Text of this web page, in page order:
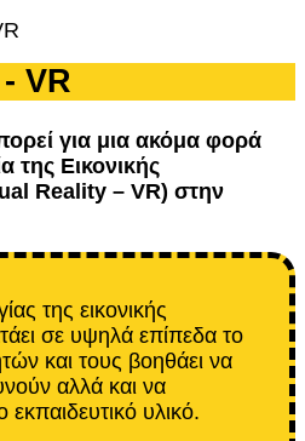
VR
για μια ακόμα φορά
της Εικονικής
Reality – VR) στην
της εικονικής
σε υψηλά επίπεδα το
και τους βοηθάει να
αλλά και να
υλικό.